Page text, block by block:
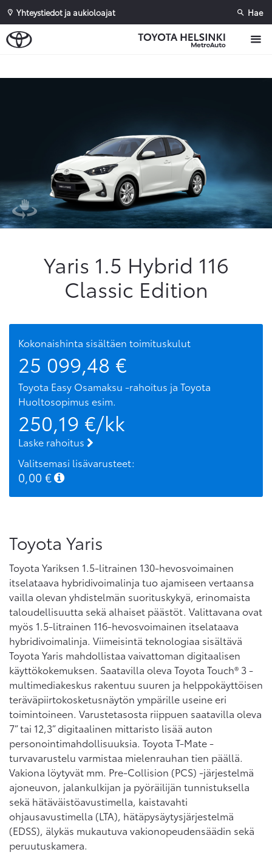
Yhteystiedot ja aukioloajat Hae
Yaris 1.5 Hybrid 116
Classic Edition
Kokonaishinta sisältäen toimituskulut
25 099,48 €
Toyota Easy Osamaksu -rahoitus ja Toyota
Huoltosopimus esim.
250,19 €/kk
Laske rahoitus
Valitsemasi lisävarusteet:
0,00 €
Toyota Yaris
Toyota Yariksen 1.5-litrainen 130-hevosvoimainen
itselataava hybridivoimalinja tuo ajamiseen vertaansa
vailla olevan yhdistelmän suorituskykyä, erinomaista
taloudellisuutta sekä alhaiset päästöt. Valittavana ovat
myös 1.5-litrainen 116-hevosvoimainen itselataava
hybridivoimalinja. Viimeisintä teknologiaa sisältävä
Toyota Yaris mahdollistaa vaivattoman digitaalisen
käyttökokemuksen. Saatavilla oleva Toyota Touch® 3 -
multimediakeskus rakentuu suuren ja helppokäyttöisen
teräväpiirtokosketusnäytön ympärille useine eri
toimintoineen. Varustetasosta riippuen saatavilla oleva
7” tai 12,3” digitaalinen mittaristo lisää auton
personointimahdollisuuksia. Toyota T-Mate -
turvavarustelu varmistaa mielenrauhan tien päällä.
Vakiona löytyvät mm. Pre-Collision (PCS) -järjestelmä
ajoneuvon, jalankulkijan ja pyöräilijän tunnistuksella
sekä hätäväistöavustimella, kaistavahti
ohjausavustimella (LTA), hätäpysäytysjärjestelmä
(EDSS), älykäs mukautuva vakionopeudensäädin sekä
peruutuskamera.